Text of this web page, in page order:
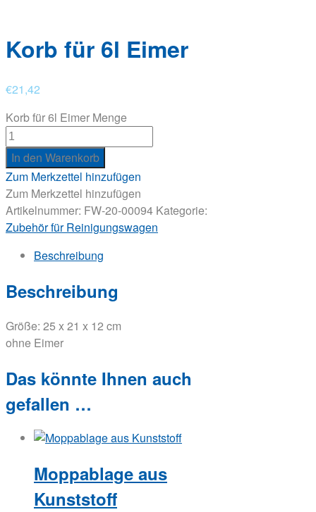
Korb für 6l Eimer
€21,42
Korb für 6l Eimer Menge
In den Warenkorb
Zum Merkzettel hinzufügen
Zum Merkzettel hinzufügen
Artikelnummer: FW-20-00094 Kategorie:
Zubehör für Reinigungswagen
Beschreibung
Beschreibung
Größe: 25 x 21 x 12 cm
ohne Eimer
Das könnte Ihnen auch
gefallen …
Moppablage aus
Kunststoff